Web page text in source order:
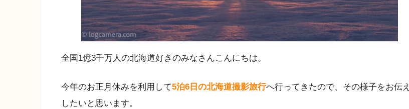
全国1億3千万人の北海道好きのみなさんこんにちは。
今年のお正月休みを利用して5泊6日の北海道撮影旅行へ行ってきたので、その様子をお伝え
したいと思います。